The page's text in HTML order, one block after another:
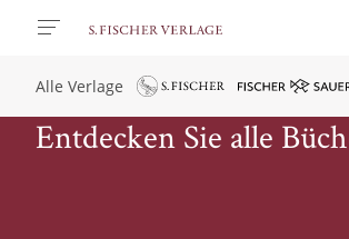
Alle Verlage
Entdecken Sie alle